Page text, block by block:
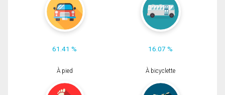
61.41 % 16.07 %
À pied À bicyclette